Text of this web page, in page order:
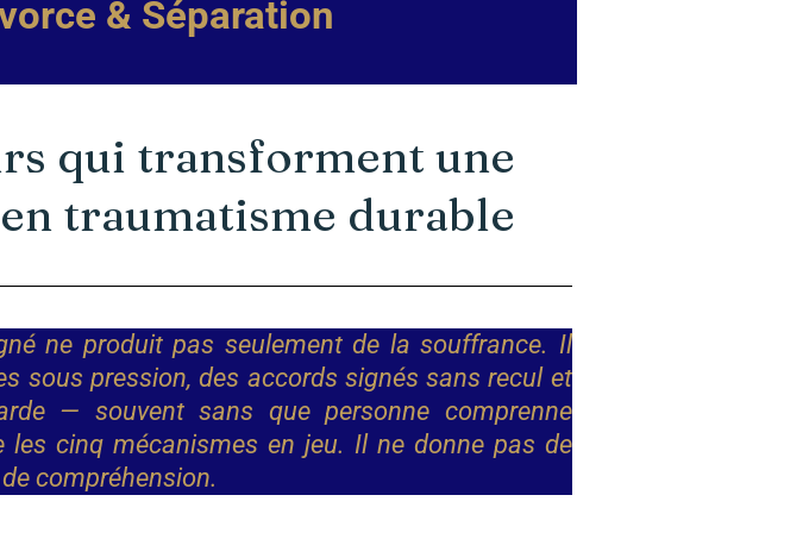
& Séparation
qui transforment une
traumatisme durable
ne produit pas seulement de la souffrance. Il
sous pression, des accords signés sans recul et
— souvent sans que personne comprenne
les cinq mécanismes en jeu. Il ne donne pas de
compréhension.